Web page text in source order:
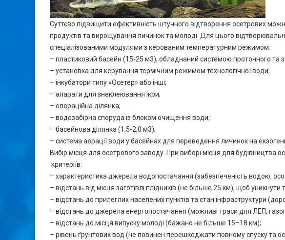
Суттєво підвищити ефективність штучного відтворення осетрових
продуктів та вирощування личинок та молоді. Для цього
спеціалізованими модулями з керованим температурним режимом:
– пластиковий басейн (15-25 м3), обладнаний системою проточного та
– установка для керування термічним режимом технологічної води;
– інкубатори типу «Осетер» або інші;
– апарати для знеклеювання ікри;
– операційна ділянка;
– водозабірна споруда із блоком очищення води;
– басейнова ділянка (1,5-2,0 м3);
– система аерації води у басейнах для переведення личинок на
Вибір місця для осетрового заводу. При виборі місця для будівництва
критеріїв:
– характеристика джерела водопостачання (забезпеченість водою,
– відстань від місця заготівлі плідників (не більше 25 км), щоб
– відстань до прилеглих населених пунктів та стан інфраструктури
– відстань до джерела енергопостачання (можливі траси для ЛЕП,
– відстань до місця випуску молоді (бажано не більше 15–18 км);
– рівень ґрунтових вод (не повинен перешкоджати повному спуску та